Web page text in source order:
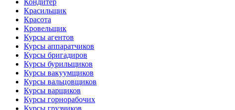
Кондитер
Красильщик
Красота
Кровельщик
Курсы агентов
Курсы аппаратчиков
Курсы бригадиров
Курсы бурильщиков
Курсы вакуумщиков
Курсы вальцовщиков
Курсы варщиков
Курсы горнорабочих
Курсы грузчиков